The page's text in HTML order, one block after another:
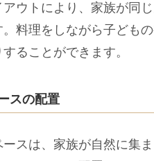
ウトにより、家族が同
料理をしながら子ども
ることができます。
スの配置
スは、家族が自然に集